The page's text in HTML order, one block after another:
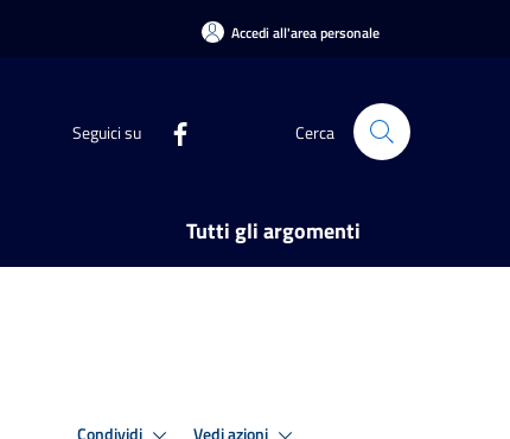
Accedi all'area personale
Seguici su Cerca
Tutti gli argomenti
Condividi Vedi azioni